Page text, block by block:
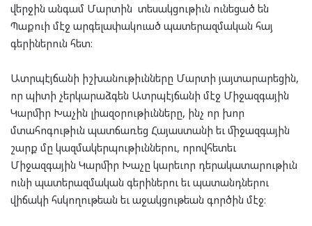
վերջին անգամ Մարտին տեսակցութիւն ունեցած են
Պաքուի մէջ արգելափակուած պատերազմական հայ
գերիներուն հետ։
Ատրպէյճանի իշխանութիւնները Մարտի յայտարարեցին,
որ պիտի չերկարաձգեն Ատրպէյճանի մէջ Միջազգային
Կարմիր Խաչին լիազօրութիւնները, ինչ որ խոր
մտահոգութիւն պատճառեց Հայաստանի եւ միջազգային
շարք մը կազմակերպութիւններու, որովհետեւ
Միջազգային Կարմիր Խաչը կարեւոր դերակատարութիւն
ունի պատերազմական գերիներու եւ պատանդներու
վիճակի հսկողութեան եւ աջակցութեան գործին մէջ։